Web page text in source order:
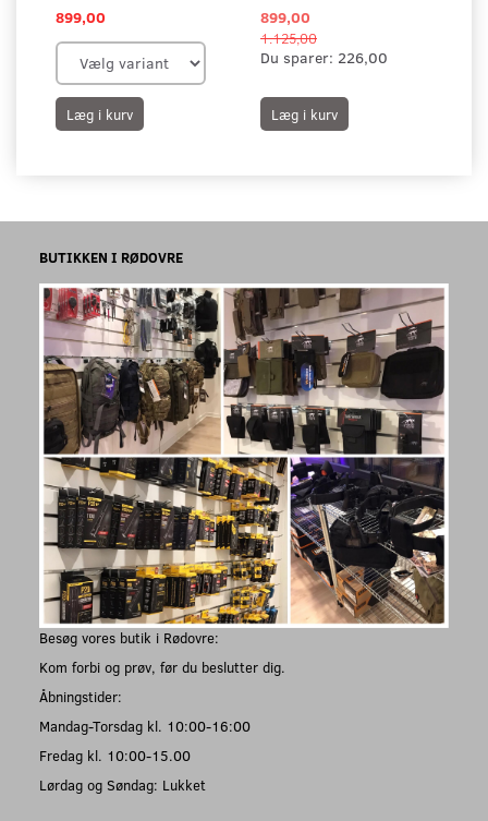
899,00
Læg i kurv
899,00
1.125,00
Du sparer: 226,00
Læg i kurv
BUTIKKEN I RØDOVRE
Besøg vores butik i Rødovre:
Kom forbi og prøv, før du beslutter dig.
Åbningstider:
Mandag-Torsdag kl. 10:00-16:00
Fredag kl. 10:00-15.00
Lørdag og Søndag: Lukket